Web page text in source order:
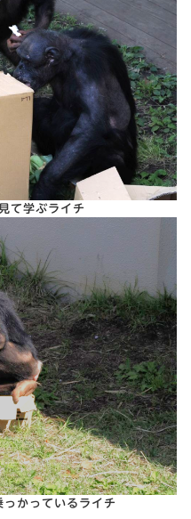
て学ぶライチ
かっているライチ